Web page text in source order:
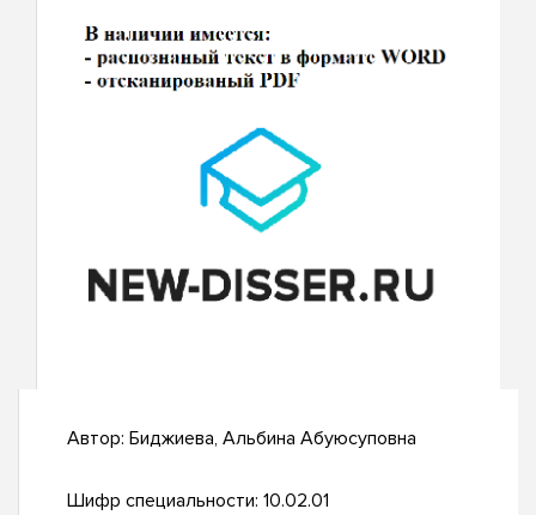
Автор: Биджиева, Альбина Абуюсуповна
Шифр специальности: 10.02.01